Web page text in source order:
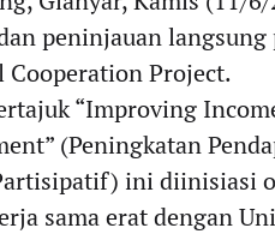
peninjauan
Cooperation Project.
“Improving
(Peningkatan
ini diinisiasi
sama erat dengan